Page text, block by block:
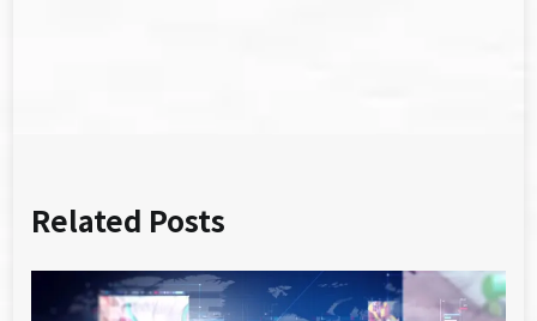
Related Posts